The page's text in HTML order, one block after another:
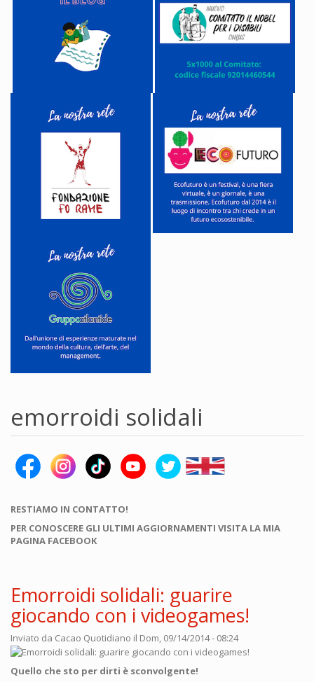
emorroidi solidali
RESTIAMO IN CONTATTO!
PER CONOSCERE GLI ULTIMI AGGIORNAMENTI VISITA LA MIA
PAGINA FACEBOOK
Emorroidi solidali: guarire
giocando con i videogames!
Inviato da Cacao Quotidiano il Dom, 09/14/2014 - 08:24
Quello che sto per dirti è sconvolgente!